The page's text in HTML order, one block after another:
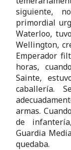
siguiente,
primordial
Waterloo,
Wellington,
Emperador
horas,
Sainte,
caballería.
armas.
de
Guardia
quedaba.